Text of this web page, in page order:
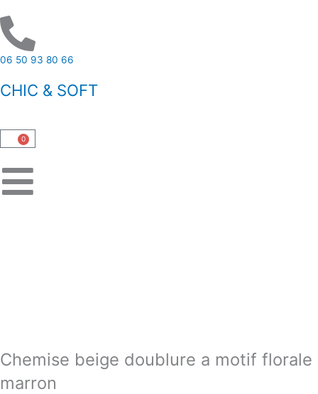
au
contenu
06 50 93 80 66
CHIC & SOFT
0
Panier
Chemise beige doublure a motif florale
marron